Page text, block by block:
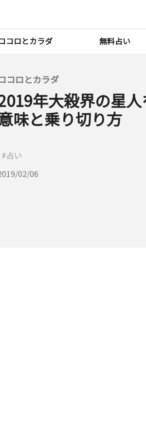
コロとカラダ 無料占い
コロとカラダ
年大殺界の星
味と乗り切り方
占い
02/06